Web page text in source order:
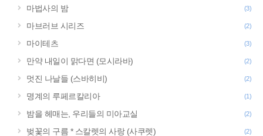
마법사의 밤 (3)
마브러브 시리즈 (2)
마이테츠 (3)
만약 내일이 맑다면 (모시라바) (2)
멋진 나날들 (스바히비) (2)
명계의 루페르칼리아 (1)
밤을 헤매는, 우리들의 미아교실 (2)
벚꽃의 구름 * 스칼렛의 사랑 (사쿠렛) (2)